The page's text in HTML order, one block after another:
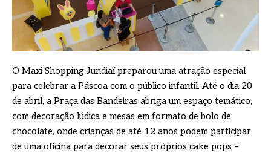
O Maxi Shopping Jundiaí preparou uma atração especial
para celebrar a Páscoa com o público infantil. Até o dia 20
de abril, a Praça das Bandeiras abriga um espaço temático,
com decoração lúdica e mesas em formato de bolo de
chocolate, onde crianças de até 12 anos podem participar
de uma oficina para decorar seus próprios cake pops –